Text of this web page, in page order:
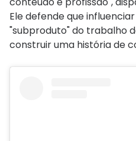
Ele defende que
"subproduto"do trabalho
construir uma história de